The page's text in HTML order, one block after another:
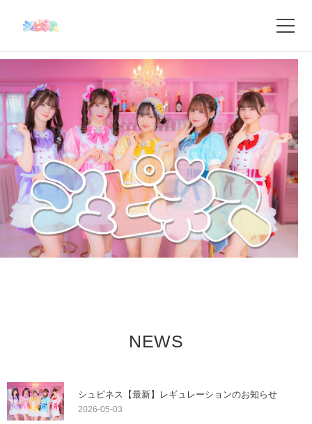
NEWS
シュピネス【最新】レギュレーションのお知らせ
2026-05-03